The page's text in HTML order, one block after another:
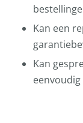
Kan een
Kan
eenvoudig